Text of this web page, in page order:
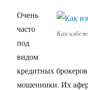
Как
Очень
часто
под
видом
кредитных
мошенники. Их